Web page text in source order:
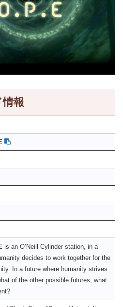
報
is an O’Neill Cylinder station, in a
decides to work together for the
In a future where humanity strives
of the other possible futures, what